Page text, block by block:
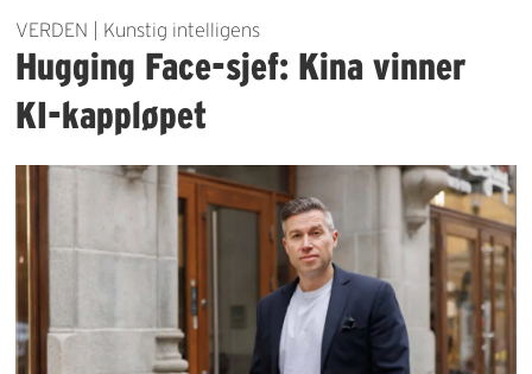
VERDEN | Kunstig intelligens
Hugging Face-sjef: Kina vinner
KI-kappløpet